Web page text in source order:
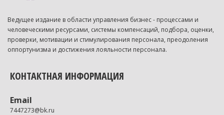
Ведущее издание в области управления бизнес - процессами и
человеческими ресурсами, системы компенсаций, подбора, оценки,
проверки, мотивации и стимулирования персонала, преодоления
оппортунизма и достижения лояльности персонала.
КОНТАКТНАЯ ИНФОРМАЦИЯ
Email
7447273@bk.ru